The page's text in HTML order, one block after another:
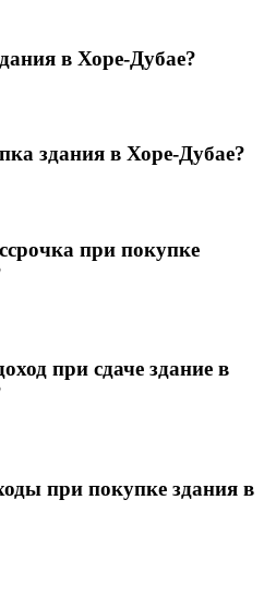
в Хоре-Дубае?
здания в Хоре-Дубае?
при покупке
при сдаче здание в
при покупке здания в